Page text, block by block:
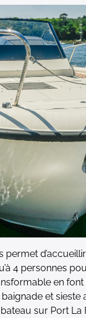
4 personnes
en
et sieste
sur Port La